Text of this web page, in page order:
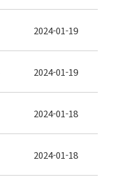
2024-01-19
2024-01-19
2024-01-18
2024-01-18